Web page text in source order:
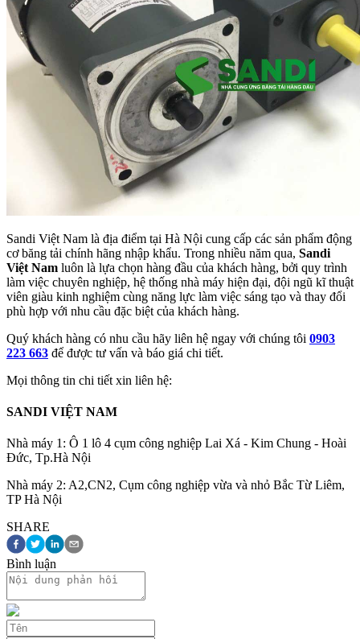
Sandi Việt Nam là địa điểm tại Hà Nội cung cấp các sản phẩm động
cơ băng tải chính hãng nhập khẩu. Trong nhiều năm qua, Sandi
Việt Nam luôn là lựa chọn hàng đầu của khách hàng, bởi quy trình
làm việc chuyên nghiệp, hệ thống nhà máy hiện đại, đội ngũ kĩ thuật
viên giàu kinh nghiệm cùng năng lực làm việc sáng tạo và thay đổi
phù hợp với nhu cầu đặc biệt của khách hàng.
Quý khách hàng có nhu cầu hãy liên hệ ngay với chúng tôi 0903
223 663 để được tư vấn và báo giá chi tiết.
Mọi thông tin chi tiết xin liên hệ:
SANDI VIỆT NAM
Nhà máy 1: Ô 1 lô 4 cụm công nghiệp Lai Xá - Kim Chung - Hoài
Đức, Tp.Hà Nội
Nhà máy 2: A2,CN2, Cụm công nghiệp vừa và nhỏ Bắc Từ Liêm,
TP Hà Nội
SHARE
Bình luận